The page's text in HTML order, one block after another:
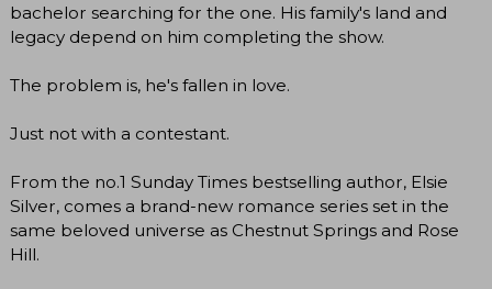
bachelor searching for the one. His family's land and
legacy depend on him completing the show.
The problem is, he's fallen in love.
Just not with a contestant.
From the no.1 Sunday Times bestselling author, Elsie
Silver, comes a brand-new romance series set in the
same beloved universe as Chestnut Springs and Rose
Hill.